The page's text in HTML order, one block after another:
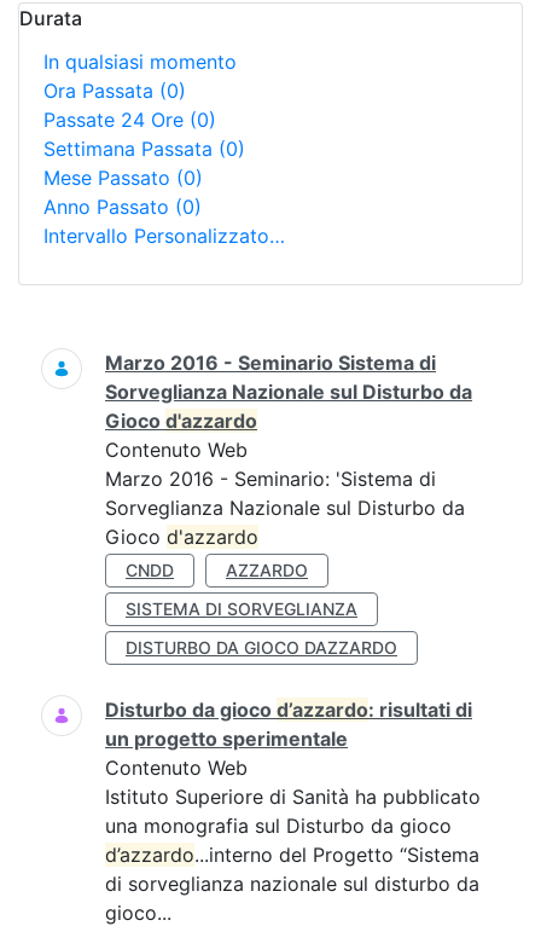
Durata
In qualsiasi momento
Ora Passata (0)
Passate 24 Ore (0)
Settimana Passata (0)
Mese Passato (0)
Anno Passato (0)
Intervallo Personalizzato…
Ricerca
Marzo 2016 - Seminario Sistema di
Sorveglianza Nazionale sul Disturbo da
Gioco d'azzardo
Contenuto Web
Marzo 2016 - Seminario: 'Sistema di
Sorveglianza Nazionale sul Disturbo da
Gioco d'azzardo
CNDD
AZZARDO
SISTEMA DI SORVEGLIANZA
DISTURBO DA GIOCO DAZZARDO
Disturbo da gioco d’azzardo: risultati di
un progetto sperimentale
Contenuto Web
Istituto Superiore di Sanità ha pubblicato
una monografia sul Disturbo da gioco
d’azzardo...interno del Progetto “Sistema
di sorveglianza nazionale sul disturbo da
gioco...